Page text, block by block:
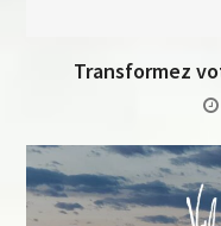
Transformez